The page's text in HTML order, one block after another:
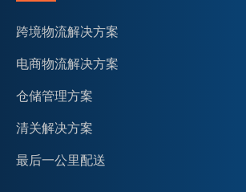
跨境物流解决方案
电商物流解决方案
仓储管理方案
清关解决方案
最后一公里配送